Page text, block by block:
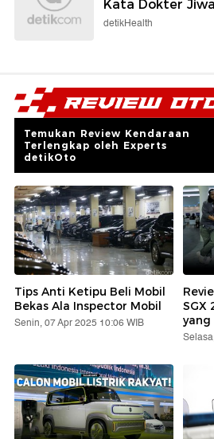
Kata Dokter Jiwa
detikHealth
Temukan Review Kendaraan
Terlengkap oleh Experts
detikOto
Tips Anti Ketipu Beli Mobil
Bekas Ala Inspector Mobil
Senin, 07 Apr 2025 10:06 WIB
SGX
yang